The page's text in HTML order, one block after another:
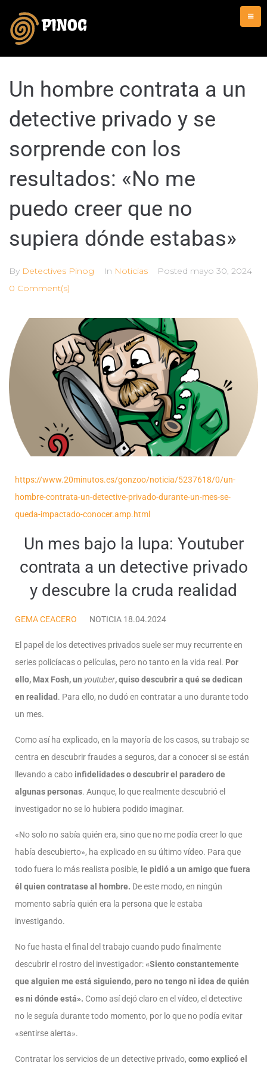
Un hombre contrata a un
detective privado y se
sorprende con los
resultados: «No me
puedo creer que no
supiera dónde estabas»
By Detectives Pinog In Noticias Posted mayo 30, 2024
0 Comment(s)
https://www.20minutos.es/gonzoo/noticia/5237618/0/un-
hombre-contrata-un-detective-privado-durante-un-mes-se-
queda-impactado-conocer.amp.html
Un mes bajo la lupa: Youtuber
contrata a un detective privado
y descubre la cruda realidad
GEMA CEACERO NOTICIA 18.04.2024
El papel de los detectives privados suele ser muy recurrente en
series policíacas o películas, pero no tanto en la vida real. Por
ello, Max Fosh, un youtuber, quiso descubrir a qué se dedican
en realidad. Para ello, no dudó en contratar a uno durante todo
un mes.
Como así ha explicado, en la mayoría de los casos, su trabajo se
centra en descubrir fraudes a seguros, dar a conocer si se están
llevando a cabo infidelidades o descubrir el paradero de
algunas personas. Aunque, lo que realmente descubrió el
investigador no se lo hubiera podido imaginar.
«No solo no sabía quién era, sino que no me podía creer lo que
había descubierto», ha explicado en su último vídeo. Para que
todo fuera lo más realista posible, le pidió a un amigo que fuera
él quien contratase al hombre. De este modo, en ningún
momento sabría quién era la persona que le estaba
investigando.
No fue hasta el final del trabajo cuando pudo finalmente
descubrir el rostro del investigador:«Siento constantemente
que alguien me está siguiendo, pero no tengo ni idea de quién
es ni dónde está». Como así dejó claro en el vídeo, el detective
no le seguía durante todo momento, por lo que no podía evitar
«sentirse alerta».
Contratar los servicios de un detective privado, como explicó el